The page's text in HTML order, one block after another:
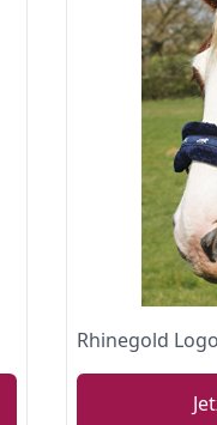
Rhinegold